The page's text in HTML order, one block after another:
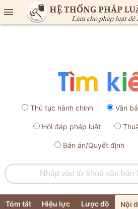

Thủ tục hành chính Văn
Hỏi đáp pháp luật
Bản án/Quyết định
Tóm tắt Hiệu lực Lược đồ Nội